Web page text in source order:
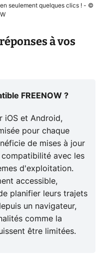
seulement quelques clics ! - ©
à vos
FREENOW ?
iOS et Android,
pour chaque
de mises à jour
avec les
d'exploitation.
accessible,
planifier leurs trajets
un navigateur,
comme la
être limitées.